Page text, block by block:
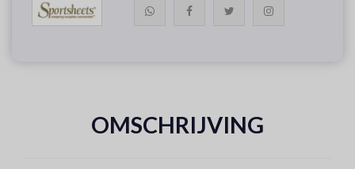
OMSCHRIJVING